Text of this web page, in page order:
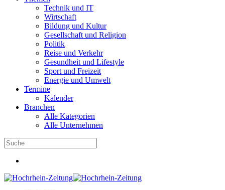
Technik und IT
Wirtschaft
Bildung und Kultur
Gesellschaft und Religion
Politik
Reise und Verkehr
Gesundheit und Lifestyle
Sport und Freizeit
Energie und Umwelt
Termine
Kalender
Branchen
Alle Kategorien
Alle Unternehmen